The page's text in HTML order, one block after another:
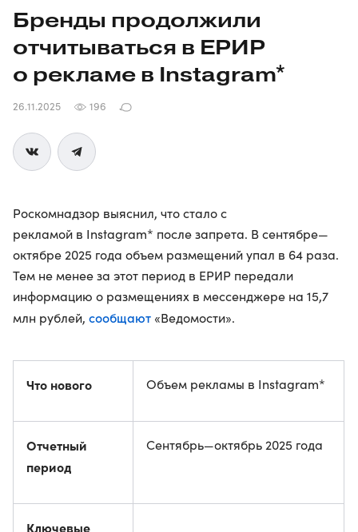
Бренды продолжили
отчитываться в ЕРИР
о рекламе в Instagram*
26.11.2025 196
Роскомнадзор выяснил, что стало с
рекламой в Instagram* после запрета. В сентябре—
октябре 2025 года объем размещений упал в 64 раза.
Тем не менее за этот период в ЕРИР передали
информацию о размещениях в мессенджере на 15,7
млн рублей, сообщают «Ведомости».
Что нового Объем рекламы в Instagram*
Отчетный
период
Сентябрь—октябрь 2025 года
Ключевые